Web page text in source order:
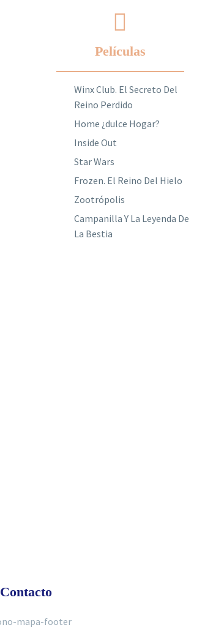
Películas
Winx Club. El Secreto Del
Reino Perdido
Home ¿dulce Hogar?
Inside Out
Star Wars
Frozen. El Reino Del Hielo
Zootrópolis
Campanilla Y La Leyenda De
La Bestia
Contacto